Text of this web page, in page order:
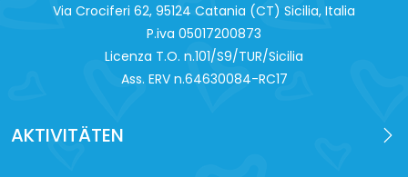
Via Crociferi 62, 95124 Catania (CT) Sicilia, Italia
P.iva 0‍5017200873
Licenza T.O. n.101/S9/TUR/Sicilia
Ass. ERV n.64630084-RC17
AKTIVITÄTEN